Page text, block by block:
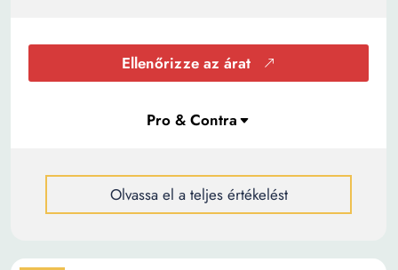
Ellenőrizze az árat
Olvassa el a teljes értékelést